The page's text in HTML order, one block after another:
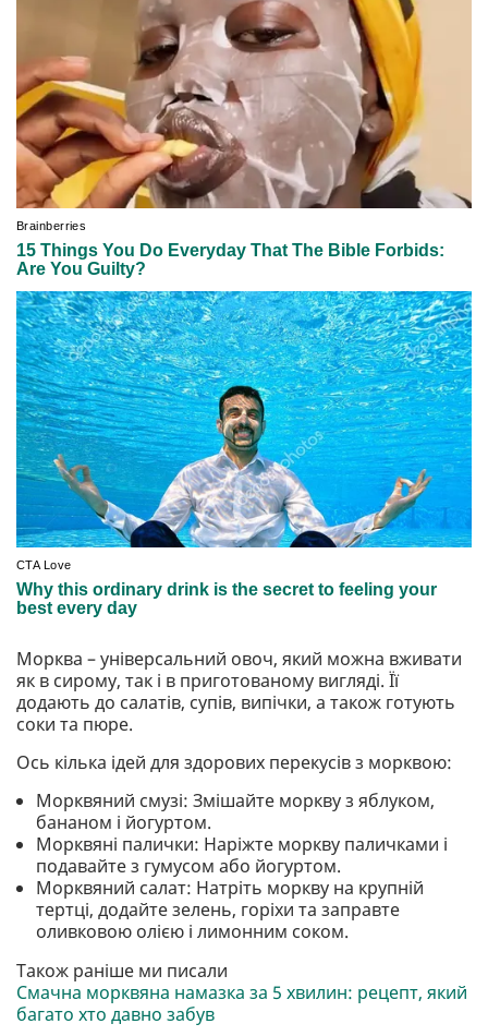
Морква – універсальний овоч, який можна вживати
як в сирому, так і в приготованому вигляді. Її
додають до салатів, супів, випічки, а також готують
соки та пюре.
Ось кілька ідей для здорових перекусів з морквою:
Морквяний смузі: Змішайте моркву з яблуком,
бананом і йогуртом.
Морквяні палички: Наріжте моркву паличками і
подавайте з гумусом або йогуртом.
Морквяний салат: Натріть моркву на крупній
тертці, додайте зелень, горіхи та заправте
оливковою олією і лимонним соком.
Також раніше ми писали
Смачна морквяна намазка за 5 хвилин: рецепт, який
багато хто давно забув